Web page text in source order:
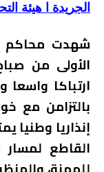
الجريدة ا هيئة
شهدت محاكم
ارتباكا
بالتزامن مع
إنذاريا وطنيا
القاطع